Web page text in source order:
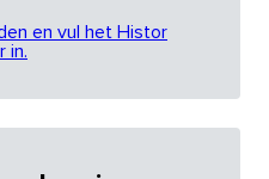
en vul het Histor
in.